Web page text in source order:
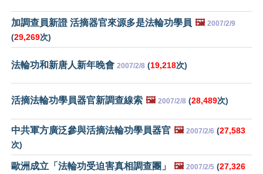
加調查員新證 活摘器官來源多是法輪功學員 🖼️ 2007/2/9
(29,269次)
法輪功和新唐人新年晚會 2007/2/8 (19,218次)
活摘法輪功學員器官新調查線索 🖼️ 2007/2/8 (28,489次)
中共軍方廣泛參與活摘法輪功學員器官 🖼️ 2007/2/6 (27,583
次)
歐洲成立「法輪功受迫害真相調查團」 🖼️ 2007/2/5 (27,326